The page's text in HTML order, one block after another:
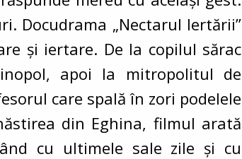
Docudrama „Nectarul Iertării”
și iertare. De la copilul sărac
apoi la mitropolitul de
care spală în zori podelele
din Eghina, filmul arată
cu ultimele sale zile și cu